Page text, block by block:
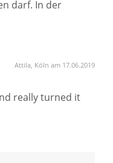
(most
ab500 €